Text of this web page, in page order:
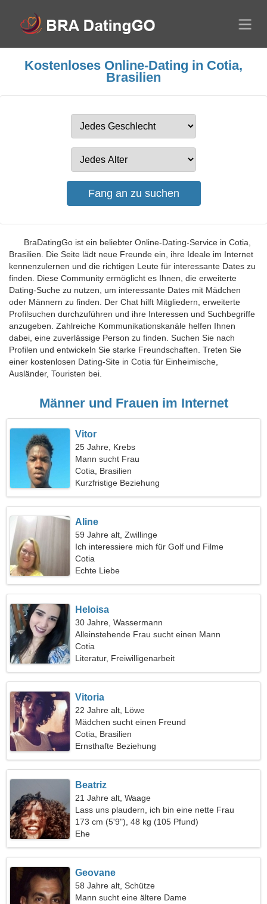
Kostenloses Online-Dating in Cotia,
Brasilien
BraDatingGo ist ein beliebter Online-Dating-Service in Cotia,
Brasilien. Die Seite lädt neue Freunde ein, ihre Ideale im Internet
kennenzulernen und die richtigen Leute für interessante Dates zu
finden. Diese Community ermöglicht es Ihnen, die erweiterte
Dating-Suche zu nutzen, um interessante Dates mit Mädchen
oder Männern zu finden. Der Chat hilft Mitgliedern, erweiterte
Profilsuchen durchzuführen und ihre Interessen und Suchbegriffe
anzugeben. Zahlreiche Kommunikationskanäle helfen Ihnen
dabei, eine zuverlässige Person zu finden. Suchen Sie nach
Profilen und entwickeln Sie starke Freundschaften. Treten Sie
einer kostenlosen Dating-Site in Cotia für Einheimische,
Ausländer, Touristen bei.
Männer und Frauen im Internet
Vitor
25 Jahre, Krebs
Mann sucht Frau
Cotia, Brasilien
Kurzfristige Beziehung
Aline
59 Jahre alt, Zwillinge
Ich interessiere mich für Golf und Filme
Cotia
Echte Liebe
Heloisa
30 Jahre, Wassermann
Alleinstehende Frau sucht einen Mann
Cotia
Literatur, Freiwilligenarbeit
Vitoria
22 Jahre alt, Löwe
Mädchen sucht einen Freund
Cotia, Brasilien
Ernsthafte Beziehung
Beatriz
21 Jahre alt, Waage
Lass uns plaudern, ich bin eine nette Frau
173 cm (5'9"), 48 kg (105 Pfund)
Ehe
Geovane
58 Jahre alt, Schütze
Mann sucht eine ältere Dame